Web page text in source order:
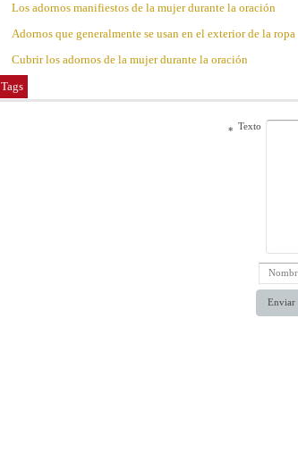
Los adornos manifiestos de la mujer durante la oración
Adornos que generalmente se usan en el exterior de la ropa
Cubrir los adornos de la mujer durante la oración
Tags
* Texto
Enviar